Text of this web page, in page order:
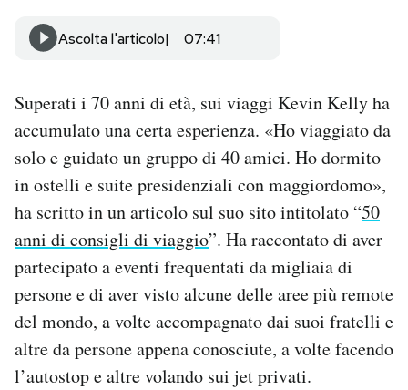
AREA PERSONALE
Area Personale
Newsletter
Notifiche mobile
Regala il Post
Hai bisogno di aiuto?
Esci
Ascolta l'articolo 07:41
Superati i 70 anni di età, sui viaggi Kevin Kelly ha
accumulato una certa esperienza. «Ho viaggiato da
solo e guidato un gruppo di 40 amici. Ho dormito
in ostelli e suite presidenziali con maggiordomo»,
ha scritto in un articolo sul suo sito intitolato “50
anni di consigli di viaggio”. Ha raccontato di aver
partecipato a eventi frequentati da migliaia di
persone e di aver visto alcune delle aree più remote
del mondo, a volte accompagnato dai suoi fratelli e
altre da persone appena conosciute, a volte facendo
l’autostop e altre volando sui jet privati.